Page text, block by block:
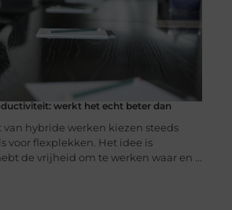
werkt het echt beter dan
van hybride werken kiezen steeds
voor flexplekken. Het idee is
de vrijheid om te werken waar en ...